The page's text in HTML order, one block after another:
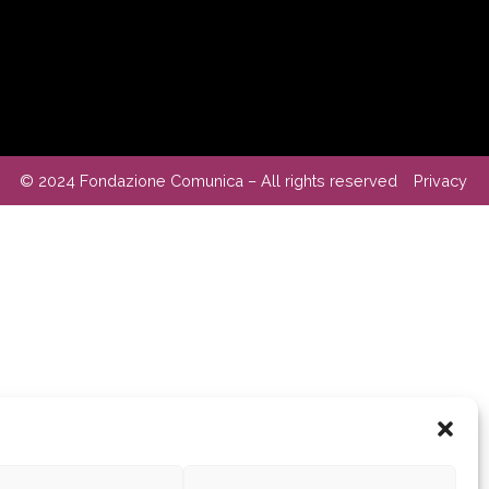
© 2024 Fondazione Comunica – All rights reserved Privacy